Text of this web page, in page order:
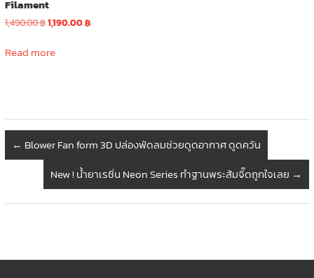
Filament
1,490.00฿Original
was:
1,190.00฿Current
Read more
← Blower Fan form 3D ปล่องพัดลมช่วยดูดอากาศ ดูดควัน
New ! น้ำยาเรซิ่น Neon Series ทำฐานพระส้มจี๊ดถูกใจเลย →